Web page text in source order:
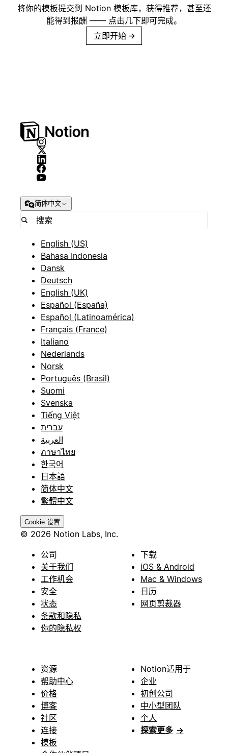
将你的模板提交到 Notion 模板库，获得推荐，甚至还
能得到报酬 —— 点击几下即可完成。
立即开始 →
简体中文
English (US)
Bahasa Indonesia
Dansk
Deutsch
English (UK)
Español (España)
Español (Latinoamérica)
Français (France)
Italiano
Nederlands
Norsk
Português (Brasil)
Suomi
Svenska
Tiếng Việt
עברית
العربية
ภาษาไทย
한국어
日本語
简体中文
繁體中文
Cookie 设置
© 2026 Notion Labs, Inc.
公司
关于我们
工作机会
安全
状态
条款和隐私
你的隐私权
下载
iOS & Android
Mac & Windows
日历
网页剪裁器
资源
帮助中心
价格
博客
社区
连接
模板
Notion适用于
企业
初创公司
中小型团队
个人
探索更多 →